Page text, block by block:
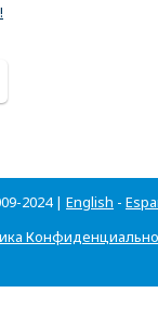
2024 | English -